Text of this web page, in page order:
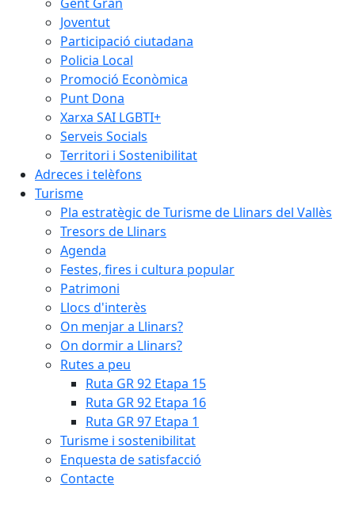
Joventut
Participació ciutadana
Policia Local
Promoció Econòmica
Punt Dona
Xarxa SAI LGBTI+
Serveis Socials
Territori i Sostenibilitat
Adreces i telèfons
Turisme
Pla estratègic de Turisme de Llinars del Vallès
Tresors de Llinars
Agenda
Festes, fires i cultura popular
Patrimoni
Llocs d'interès
On menjar a Llinars?
On dormir a Llinars?
Rutes a peu
Ruta GR 92 Etapa 15
Ruta GR 92 Etapa 16
Ruta GR 97 Etapa 1
Turisme i sostenibilitat
Enquesta de satisfacció
Contacte